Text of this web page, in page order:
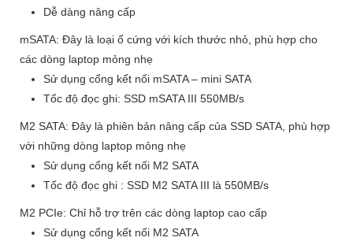
Dễ dàng nâng cấp
mSATA: Đây là loại ổ cứng với kích thước nhỏ, phù hợp cho
các dòng laptop mỏng nhẹ
Sử dụng cổng kết nối mSATA – mini SATA
Tốc độ đọc ghi: SSD mSATA III 550MB/s
M2 SATA: Đây là phiên bản nâng cấp của SSD SATA, phù hợp
với những dòng laptop mỏng nhẹ
Sử dụng cổng kết nối M2 SATA
Tốc độ đọc ghi : SSD M2 SATA III là 550MB/s
M2 PCIe: Chỉ hỗ trợ trên các dòng laptop cao cấp
Sử dụng cổng kết nối M2 SATA